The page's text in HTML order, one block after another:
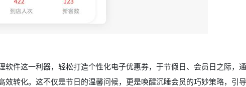
软件这一利器，轻松打造个性化电子优惠券，于节假日、会员日之际，
效转化。这不仅是节日的温馨问候，更是唤醒沉睡会员的巧妙策略，引